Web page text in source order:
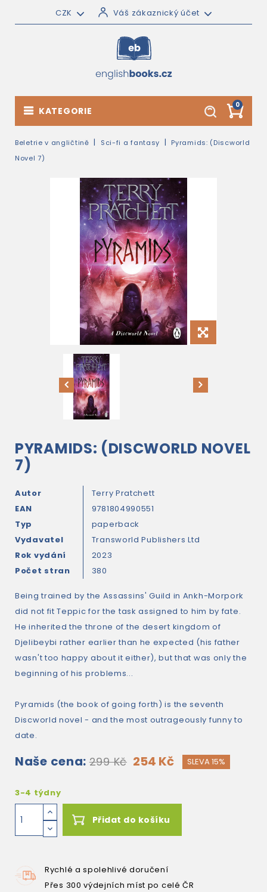
CZK Váš zákaznický účet
0
KATEGORIE
Beletrie v angličtině Sci-fi a fantasy
Pyramids: (Discworld
Novel 7)
PYRAMIDS: (DISCWORLD NOVEL
7)
Autor
Terry Pratchett
EAN
9781804990551
Typ
paperback
Vydavatel
Transworld Publishers Ltd
Rok vydání
2023
Počet stran
380
Being trained by the Assassins' Guild in Ankh-Morpork
did not fit Teppic for the task assigned to him by fate.
He inherited the throne of the desert kingdom of
Djelibeybi rather earlier than he expected (his father
wasn't too happy about it either), but that was only the
beginning of his problems...
Pyramids (the book of going forth) is the seventh
Discworld novel - and the most outrageously funny to
date.
Naše cena: 299 Kč 254 Kč SLEVA 15%
3-4 týdny
Přidat do košíku
Rychlé a spolehlivé doručení
Přes 300 výdejních míst po celé ČR